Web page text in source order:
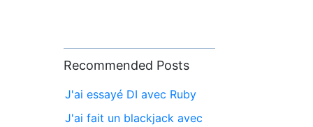
Recommended Posts
J'ai essayé DI avec Ruby
J'ai fait un blackjack avec